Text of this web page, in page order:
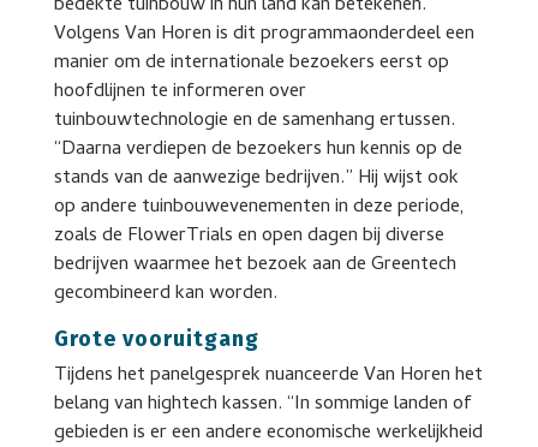
Volgens Van Horen is dit programmaonderdeel een
manier om de internationale bezoekers eerst op
hoofdlijnen te informeren over
tuinbouwtechnologie en de samenhang ertussen.
“Daarna verdiepen de bezoekers hun kennis op de
stands van de aanwezige bedrijven.” Hij wijst ook
op andere tuinbouwevenementen in deze periode,
zoals de FlowerTrials en open dagen bij diverse
bedrijven waarmee het bezoek aan de Greentech
gecombineerd kan worden.
Grote vooruitgang
Tijdens het panelgesprek nuanceerde Van Horen het
belang van hightech kassen. “In sommige landen of
gebieden is er een andere economische werkelijkheid